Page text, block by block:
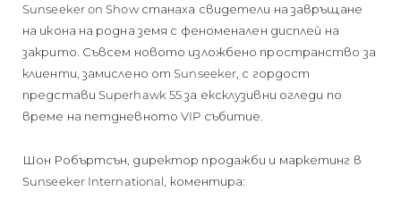
Sunseeker on Show станаха свидетели на завръщане
на икона на родна земя с феноменален дисплей на
закрито. Съвсем новото изложбено пространство за
клиенти, замислено от Sunseeker, с гордост
представи Superhawk 55 за ексклузивни огледи по
време на петдневното VIP събитие.
Шон Робъртсън, директор продажби и маркетинг в
Sunseeker International, коментира: